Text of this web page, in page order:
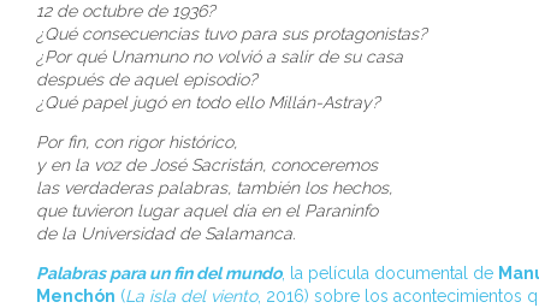
12 de octubre de 1936?
¿Qué consecuencias tuvo para sus protagonistas?
¿Por qué Unamuno no volvió a salir de su casa
después de aquel episodio?
¿Qué papel jugó en todo ello Millán-Astray?
Por fin, con rigor histórico,
y en la voz de José Sacristán, conoceremos
las verdaderas palabras, también los hechos,
que tuvieron lugar aquel día en el Paraninfo
de la Universidad de Salamanca.
Palabras para un fin del mundo, la película documental de
Menchón (La isla del viento, 2016) sobre los acontecimientos